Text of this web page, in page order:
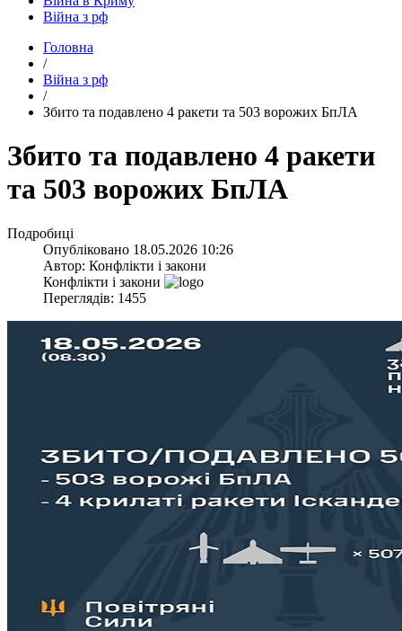
Війна з рф
Головна
/
Війна з рф
/
​Збито та подавлено 4 ракети та 503 ворожих БпЛА
​Збито та подавлено 4 ракети
та 503 ворожих БпЛА
Подробиці
Опубліковано 18.05.2026 10:26
Автор: Конфлікти і закони
Конфлікти і закони
Переглядів: 1455